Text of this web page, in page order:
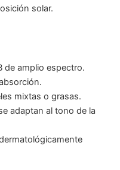
solar.
de amplio espectro.
mixtas o grasas.
adaptan al tono de la